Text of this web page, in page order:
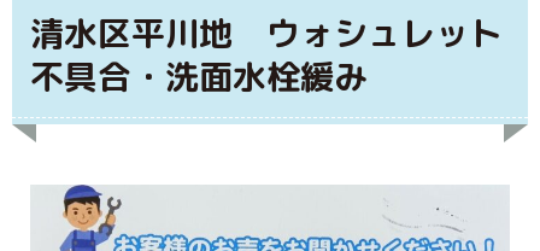
会社情報
採用情報
協力業者募集
ハタラク通信
清水区平川地 ウォシュレット
不具合・洗面水栓緩み